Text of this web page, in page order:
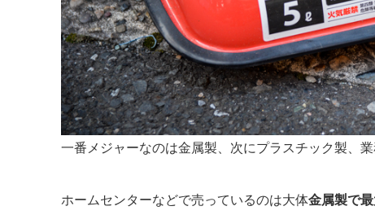
一番メジャーなのは金属製、次にプラスチック製、
ホームセンターなどで売っているのは大体金属製で